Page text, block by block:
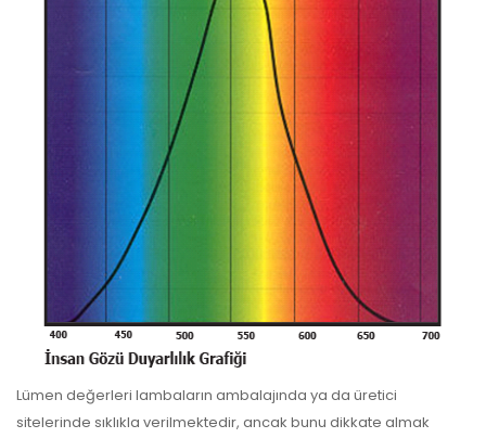
Lümen değerleri lambaların ambalajında ya da üretici
sitelerinde sıklıkla verilmektedir, ancak bunu dikkate almak